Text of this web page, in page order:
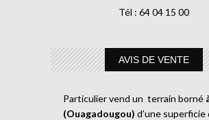
Tél : 64 04 15 00
AVIS DE VENTE
Particulier vend un terrain borné
(Ouagadougou) d’une superficie